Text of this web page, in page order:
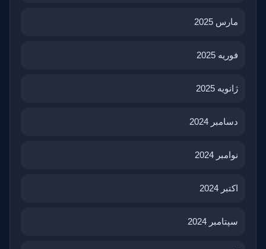
مارس 2025
فوریه 2025
ژانویه 2025
دسامبر 2024
نوامبر 2024
اکتبر 2024
سپتامبر 2024